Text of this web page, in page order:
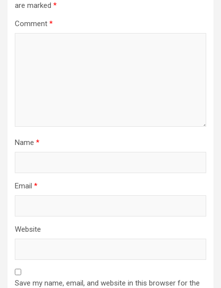
are marked *
Comment *
Name *
Email *
Website
Save my name, email, and website in this browser for the